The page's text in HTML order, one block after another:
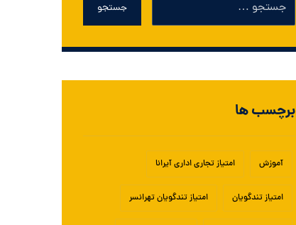
جستجو
برچسب ها
آموزش امتیاز تجاری اداری آیرانا
امتیاز تندگویان امتیاز تندگویان تهرانسر